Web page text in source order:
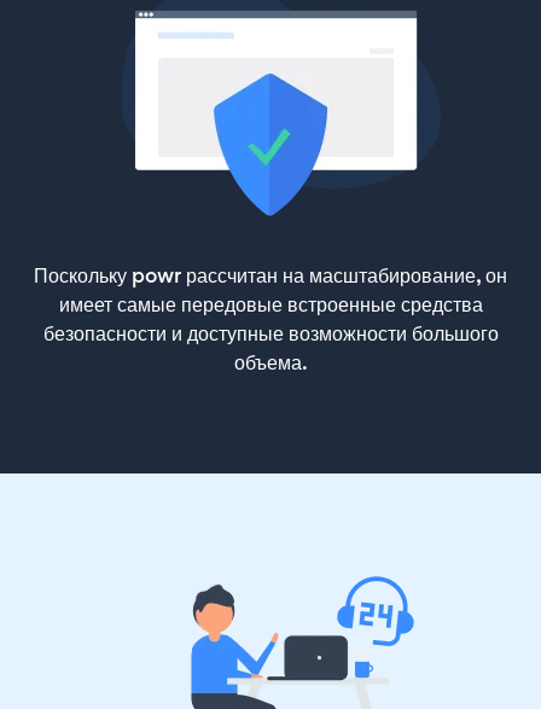
Поскольку powr рассчитан на масштабирование, он
имеет самые передовые встроенные средства
безопасности и доступные возможности большого
объема.